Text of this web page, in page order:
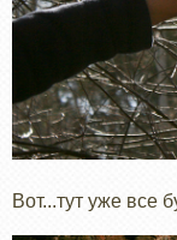
Вот...тут уже все